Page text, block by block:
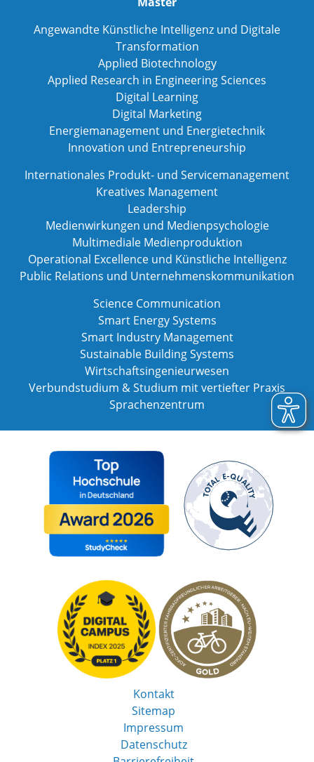
Angewandte Künstliche Intelligenz und Digitale
Transformation
Applied Biotechnology
Applied Research in Engineering Sciences
Digital Learning
Digital Marketing
Energiemanagement und Energietechnik
Innovation und Entrepreneurship
Internationales Produkt- und Servicemanagement
Kreatives Management
Leadership
Medienwirkungen und Medienpsychologie
Multimediale Medienproduktion
Operational Excellence und Künstliche Intelligenz
Public Relations und Unternehmenskommunikation
Science Communication
Smart Energy Systems
Smart Industry Management
Sustainable Building Systems
Wirtschaftsingenieurwesen
Verbundstudium & Studium mit vertiefter Praxis
Sprachenzentrum
Kontakt
Sitemap
Impressum
Datenschutz